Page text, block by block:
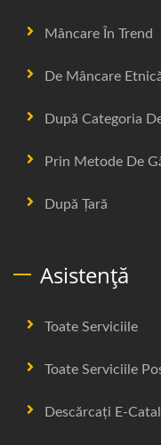
Mâncare În Trend
De Mâncare
După Categoria
Prin Metode De
După Țară
Asistență
Toate Serviciile
Toate Serviciile
Descărcați E-